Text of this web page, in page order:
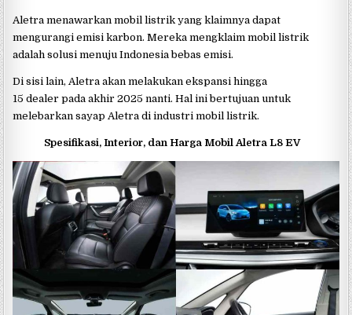
Aletra menawarkan mobil listrik yang klaimnya dapat
mengurangi emisi karbon. Mereka mengklaim mobil listrik
adalah solusi menuju Indonesia bebas emisi.
Di sisi lain, Aletra akan melakukan ekspansi hingga
15 dealer pada akhir 2025 nanti. Hal ini bertujuan untuk
melebarkan sayap Aletra di industri mobil listrik.
Spesifikasi, Interior, dan Harga Mobil Aletra L8 EV